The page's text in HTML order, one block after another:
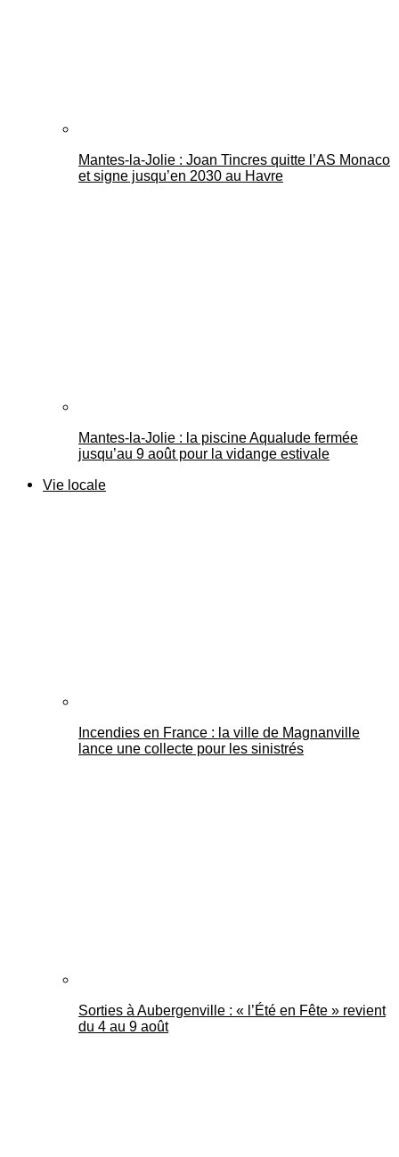
Mantes-la-Jolie : Joan Tincres quitte l’AS Monaco
et signe jusqu’en 2030 au Havre
Mantes-la-Jolie : la piscine Aqualude fermée
jusqu’au 9 août pour la vidange estivale
Vie locale
Incendies en France : la ville de Magnanville
lance une collecte pour les sinistrés
Sorties à Aubergenville : « l’Été en Fête » revient
du 4 au 9 août